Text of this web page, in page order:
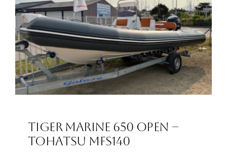
TIGER MARINE 650
TIGER MARINE 650 OPEN –
TOHATSU MFS140